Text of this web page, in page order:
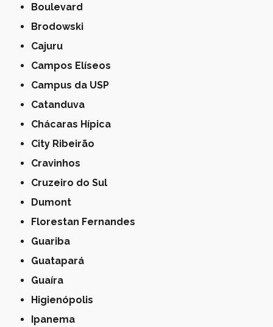
Boulevard
Brodowski
Cajuru
Campos Elíseos
Campus da USP
Catanduva
Chácaras Hípica
City Ribeirão
Cravinhos
Cruzeiro do Sul
Dumont
Florestan Fernandes
Guariba
Guatapará
Guaíra
Higienópolis
Ipanema